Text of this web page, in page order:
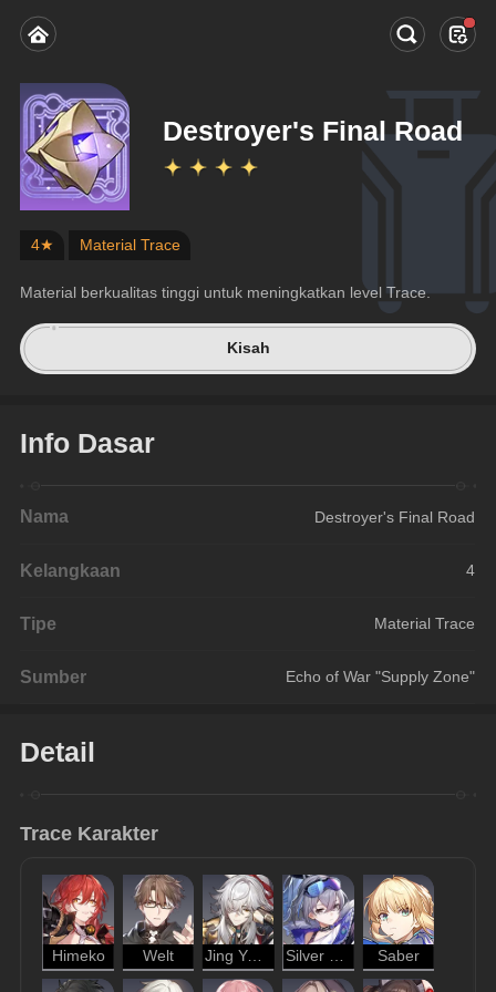
Destroyer's Final Road
4★ Material Trace
Material berkualitas tinggi untuk meningkatkan level Trace.
Kisah
Info Dasar
Nama Destroyer's Final Road
Kelangkaan 4
Tipe Material Trace
Sumber Echo of War "Supply Zone"
Detail
Trace Karakter
Himeko Welt Jing Yuan Saber